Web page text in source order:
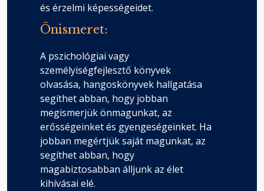
és érzelmi képességeidet.
Önismeret:
A pszichológiai vagy
személyiségfejlesztő könyvek
olvasása, hangoskönyvek hallgatása
segíthet abban, hogy jobban
megismerjük önmagunkat, az
erősségeinket és gyengeségeinket. Ha
jobban megértjük saját magunkat, az
segíthet abban, hogy
magabiztosabban álljunk az élet
kihívásai elé.